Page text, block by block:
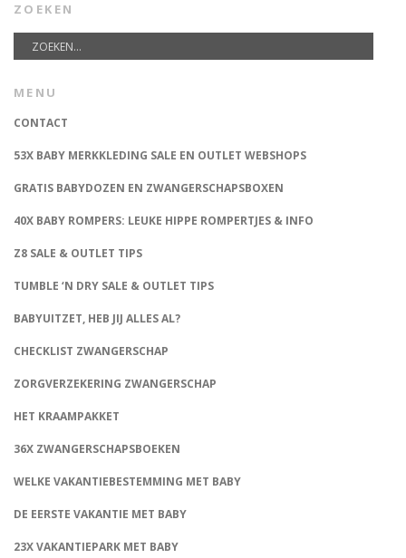
ZOEKEN
MENU
CONTACT
53X BABY MERKKLEDING SALE EN OUTLET WEBSHOPS
GRATIS BABYDOZEN EN ZWANGERSCHAPSBOXEN
40X BABY ROMPERS: LEUKE HIPPE ROMPERTJES & INFO
Z8 SALE & OUTLET TIPS
TUMBLE ‘N DRY SALE & OUTLET TIPS
BABYUITZET, HEB JIJ ALLES AL?
CHECKLIST ZWANGERSCHAP
ZORGVERZEKERING ZWANGERSCHAP
HET KRAAMPAKKET
36X ZWANGERSCHAPSBOEKEN
WELKE VAKANTIEBESTEMMING MET BABY
DE EERSTE VAKANTIE MET BABY
23X VAKANTIEPARK MET BABY